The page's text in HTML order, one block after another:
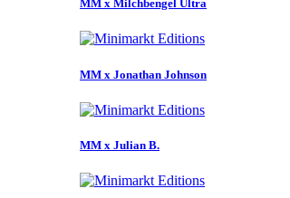
MM x Milchbengel Ultra
MM x Jonathan Johnson
MM x Julian B.